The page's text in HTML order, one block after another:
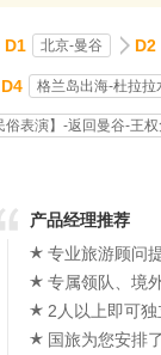
D1 北京-曼谷 D2
D4 格兰岛出海-杜拉
俗表演】-返回曼谷-王
产品经理推荐
专业旅游顾问
专属领队、境
2人以上即可
国旅为您安排